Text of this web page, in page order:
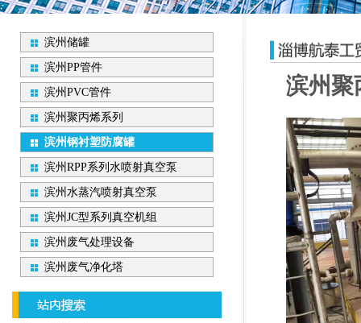
滨州聚
滨州储罐
滨州PP管件
滨州PVC管件
滨州聚丙烯系列
滨州钢衬塑防腐罐
滨州RPP系列水喷射真空泵
滨州水蒸汽喷射真空泵
滨州JC型系列真空机组
滨州废气处理设备
滨州废气净化塔